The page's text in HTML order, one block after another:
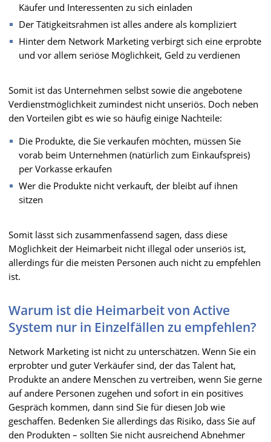
Käufer und Interessenten zu sich einladen
Der Tätigkeitsrahmen ist alles andere als kompliziert
Hinter dem Network Marketing verbirgt sich eine erprobte
und vor allem seriöse Möglichkeit, Geld zu verdienen
Somit ist das Unternehmen selbst sowie die angebotene
Verdienstmöglichkeit zumindest nicht unseriös. Doch neben
den Vorteilen gibt es wie so häufig einige Nachteile:
Die Produkte, die Sie verkaufen möchten, müssen Sie
vorab beim Unternehmen (natürlich zum Einkaufspreis)
per Vorkasse erkaufen
Wer die Produkte nicht verkauft, der bleibt auf ihnen
sitzen
Somit lässt sich zusammenfassend sagen, dass diese
Möglichkeit der Heimarbeit nicht illegal oder unseriös ist,
allerdings für die meisten Personen auch nicht zu empfehlen
ist.
Warum ist die Heimarbeit von Active
System nur in Einzelfällen zu empfehlen?
Network Marketing ist nicht zu unterschätzen. Wenn Sie ein
erprobter und guter Verkäufer sind, der das Talent hat,
Produkte an andere Menschen zu vertreiben, wenn Sie gerne
auf andere Personen zugehen und sofort in ein positives
Gespräch kommen, dann sind Sie für diesen Job wie
geschaffen. Bedenken Sie allerdings das Risiko, dass Sie auf
den Produkten – sollten Sie nicht ausreichend Abnehmer